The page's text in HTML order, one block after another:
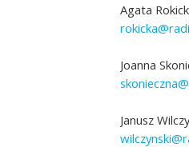
Agata
Joanna
Janusz